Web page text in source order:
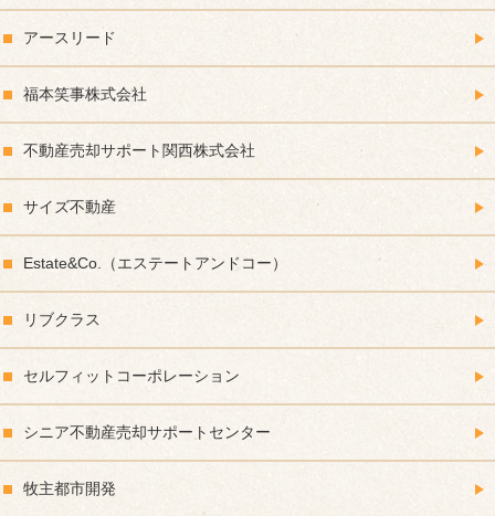
アースリード
福本笑事株式会社
不動産売却サポート関西株式会社
サイズ不動産
Estate&Co.（エステートアンドコー）
リブクラス
セルフィットコーポレーション
シニア不動産売却サポートセンター
牧主都市開発